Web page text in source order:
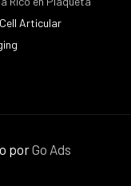
Articular
porGo Ads